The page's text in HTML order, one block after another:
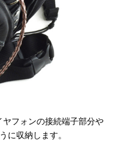
フォンの接続端子部分や
に収納します。